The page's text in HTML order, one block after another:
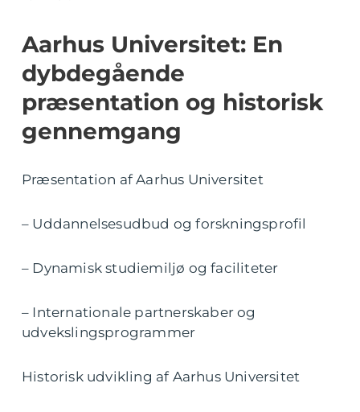
Aarhus Universitet: En
dybdegående
præsentation og historisk
gennemgang
Præsentation af Aarhus Universitet
– Uddannelsesudbud og forskningsprofil
– Dynamisk studiemiljø og faciliteter
– Internationale partnerskaber og
udvekslingsprogrammer
Historisk udvikling af Aarhus Universitet